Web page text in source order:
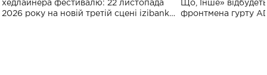
хедлайнера фестивалю: 22 листопада
2026 року на новій третій сцені izibank
Що, Інше»
фронтмена гурту